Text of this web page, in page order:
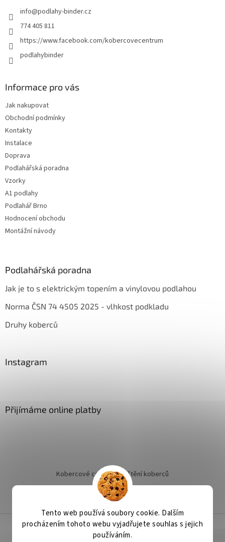
Tento web používá soubory cookie. Dalším
procházením tohoto webu vyjadřujete souhlas s jejich
používáním.
info@podlahy-binder.cz
774 405 811
https://www.facebook.com/kobercovecentrum
podlahybinder
Informace pro vás
Jak nakupovat
Obchodní podmínky
Kontakty
Instalace
Doprava
Podlahářská poradna
Vzorky
A1 podlahy
Podlahář Brno
Hodnocení obchodu
Montážní návody
Podlahářská poradna
Jak je to s elektrickým topením a vinylovou podlahou
Norma ČSN 74 4505 2025 - vlhkost podkladu
Druhy koberců
Instagram
Přijímáme online platby
Kobercové centrum Čištění koberců
Jak objednat instalaci
Vytvořil Shoptet